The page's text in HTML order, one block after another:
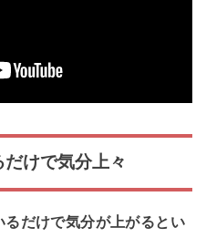
けで気分上々
だけで気分が上がるとい